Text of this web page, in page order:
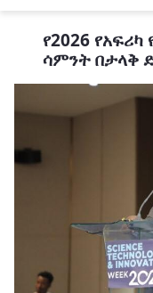
የ2026
ሳምንት በታላቅ